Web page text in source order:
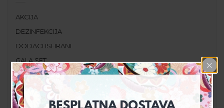
AKCIJA
DEZINFEKCIJA
DODACI ISHRANI
GALA SET
GALAHEALTH
KOZMETIKA
PREPORUČENI PROIZVODI